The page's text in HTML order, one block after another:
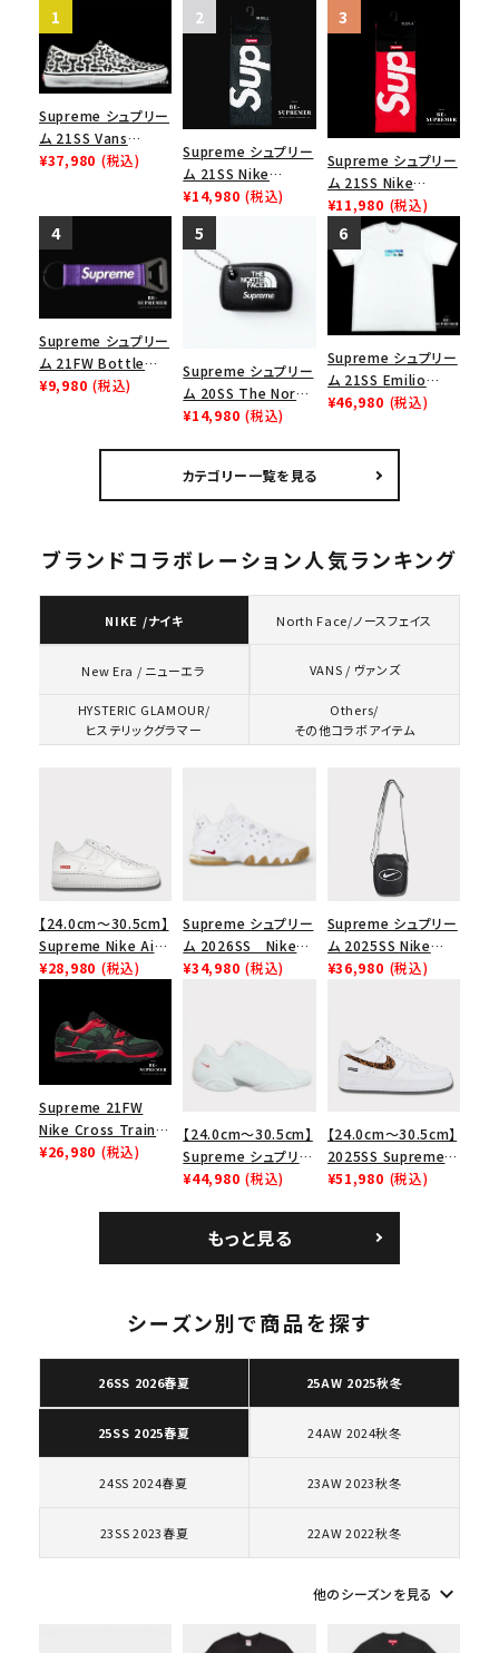
ショルダー・ウエストバッグ
ボックスロゴ ブラックスウェット
Supreme シュプリー
ム 21SS Vans
Monogram S Logo
ートエラ スニーカー
ブラック
¥37,980 (税込)
Supreme シュプリー
ム 21SS Nike
Lightweight Crew
Socks(1 Pack) ナイ
キライトウェイトクル
ーソックス(1パック)
ブラック
¥14,980 (税込)
Supreme シュプリー
ム 21SS Nike
Lightweight Crew
Socks(1 Pack) ナイ
キライトウェイトクル
ーソックス(1パック)
レッド
¥11,980 (税込)
Supreme シュプリー
ム 21FW Bottle
Opener Webbing
ーチェイン パープル
¥9,980 (税込)
Supreme シュプリー
ム 20SS The North
Face Floating
ーチェーン ブラック
¥14,980 (税込)
Supreme シュプリー
ム 21SS Emilio
Pucci Box Logo
ボックスロゴTシャツ
ホワイト/ブルー
¥46,980 (税込)
カテゴリー一覧を見る
ブランドコラボレーション人気ランキング
NIKE /ナイキ North Face/ノースフェイス
New Era / ニューエラ VANS / ヴァンズ
HYSTERIC GLAMOUR/
ヒステリックグラマー
Others/
その他コラボアイテム
【24.0cm～30.5cm】
Supreme Nike Air
Force 1 Low シュプ
ース１スニーカー シ
ューズ ホワイト
¥28,980 (税込)
Supreme シュプリー
ム 2026SS Nike
SB Air Max 2 CB 94
¥34,980 (税込)
Supreme シュプリー
ム 2025SS Nike
Leather Shoulder
¥36,980 (税込)
Supreme 21FW
Nike Cross Trainer
Low ナイキクロスト
¥26,980 (税込)
【24.0cm～30.5cm】
Supreme シュプリー
ム 2023AW Nike
カー ホワイト 白
¥44,980 (税込)
【24.0cm～30.5cm】
2025SS Supreme
GOODENOUGH
ムグッドイナフ ナイキ
エアフォース１スニー
ト
¥51,980 (税込)
もっと見る
シーズン別で商品を探す
26SS 2026春夏 25AW 2025秋冬
25SS 2025春夏 24AW 2024秋冬
24SS 2024春夏 23AW 2023秋冬
23SS 2023春夏 22AW 2022秋冬
他のシーズンを見る keyboard_arrow_down